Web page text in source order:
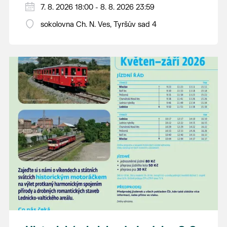
PÁTEK 7. srpna
18:00 - ruční stavění máje
14:00 - krojový průvod pro stárky od
hostince “U Buvola”
16:00 - odpolední zábava na sokolovně
21:00 - večerní zábava
K tanci a poslechu bude hrát DH
Lanžhotčané.
Těšíme se na Vás!
7. 8. 2026 18:00 - 8. 8. 2026 23:59
sokolovna Ch. N. Ves, Tyršův sad 4